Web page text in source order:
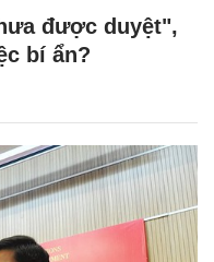
được duyệt",
bí ẩn?